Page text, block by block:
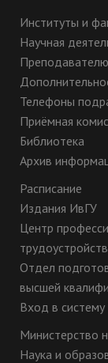
Институты и
Научная
Телефоны
Приёмная
Библиотека
Архив
Расписание
Издания ИвГУ
Центр
Отдел
высшей
Вход в
Министерство
Наука и